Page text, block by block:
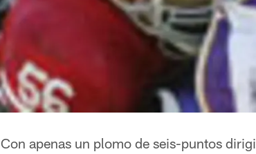
Con apenas un plomo de seis-puntos